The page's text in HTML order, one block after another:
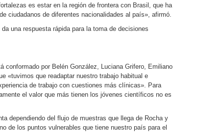
es estar en la región de frontera con Brasil, que ha
ciudadanos de diferentes nacionalidades al país», afirmó.
una respuesta rápida para la toma de decisiones
conformado por Belén González, Luciana Grifero, Emiliano
«tuvimos que readaptar nuestro trabajo habitual e
de trabajo con cuestiones más clínicas». Para
el valor que más tienen los jóvenes científicos no es
dependiendo del flujo de muestras que llega de Rocha y
de los puntos vulnerables que tiene nuestro país para el